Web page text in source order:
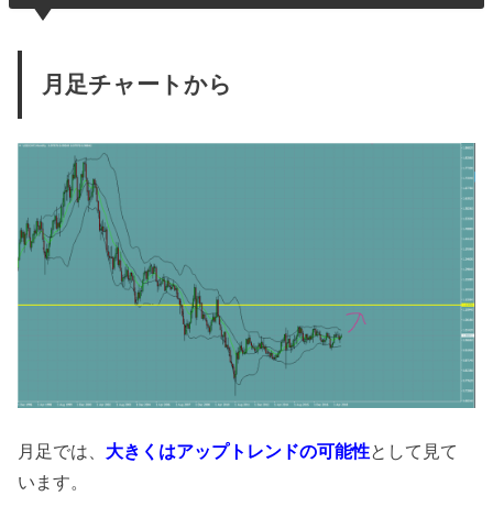
月足チャートから
月足では、 大きくはアップトレンドの可能性として見て
います。